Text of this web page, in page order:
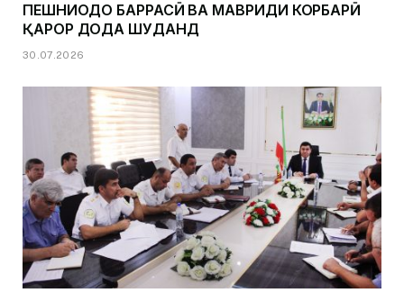
ПЕШНИҲОДҲО БАРРАСӢ ВА МАВРИДИ КОРБАРӢ
ҚАРОР ДОДА ШУДАНД
30.07.2026